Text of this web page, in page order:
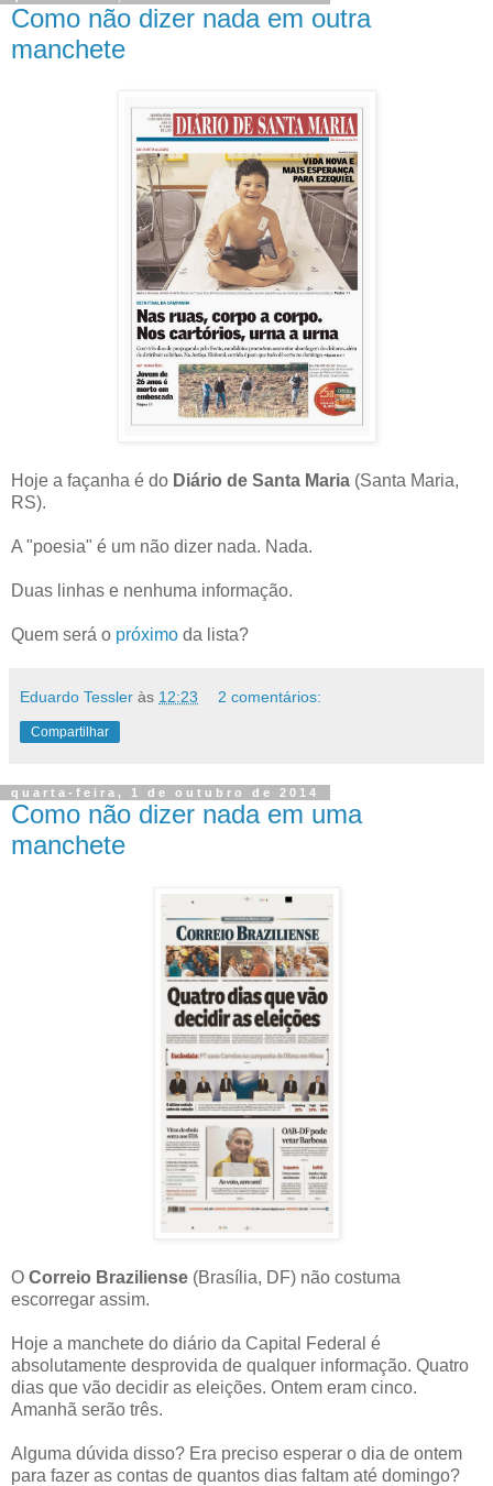
Como não dizer nada em outra
manchete
Hoje a façanha é do Diário de Santa Maria (Santa Maria,
RS).
A "poesia" é um não dizer nada. Nada.
Duas linhas e nenhuma informação.
Quem será o próximo da lista?
Eduardo Tessler às 12:23 2 comentários:
Compartilhar
quarta-feira, 1 de outubro de 2014
Como não dizer nada em uma
manchete
O Correio Braziliense (Brasília, DF) não costuma
escorregar assim.
Hoje a manchete do diário da Capital Federal é
absolutamente desprovida de qualquer informação. Quatro
dias que vão decidir as eleições. Ontem eram cinco.
Amanhã serão três.
Alguma dúvida disso? Era preciso esperar o dia de ontem
para fazer as contas de quantos dias faltam até domingo?